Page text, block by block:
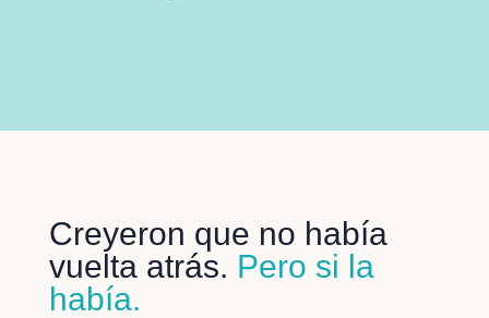
Creyeron que no había
vuelta atrás. Pero si la
había.